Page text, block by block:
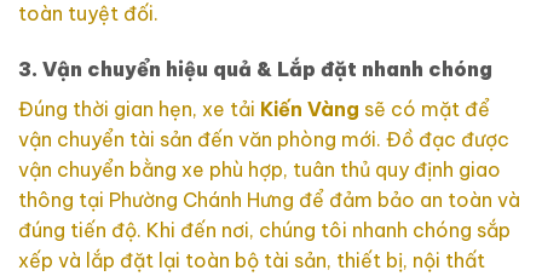
toàn tuyệt đối.
3. Vận chuyển hiệu quả & Lắp đặt nhanh chóng
Đúng thời gian hẹn, xe tải Kiến Vàng sẽ có mặt để
vận chuyển tài sản đến văn phòng mới. Đồ đạc được
vận chuyển bằng xe phù hợp, tuân thủ quy định giao
thông tại Phường Chánh Hưng để đảm bảo an toàn và
đúng tiến độ. Khi đến nơi, chúng tôi nhanh chóng sắp
xếp và lắp đặt lại toàn bộ tài sản, thiết bị, nội thất